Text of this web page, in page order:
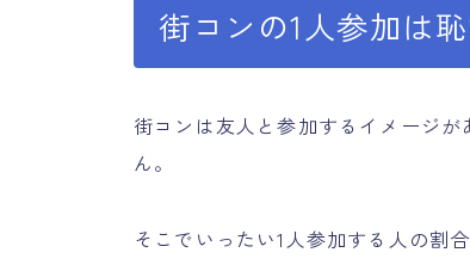
街コンの1人参加は
街コンは友人と参加するイメージ
ん。
そこでいったい1人参加する人の割